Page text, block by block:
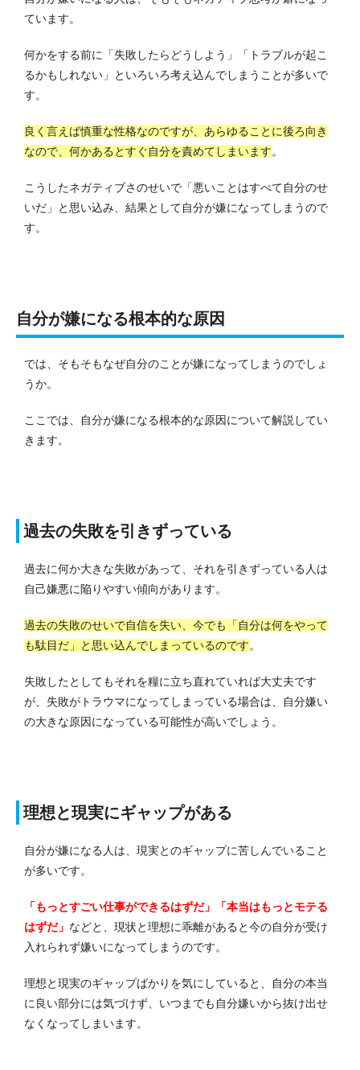
ています。
何かをする前に「失敗したらどうしよう」「トラブルが起こ
るかもしれない」といろいろ考え込んでしまうことが多いで
す。
良く言えば慎重な性格なのですが、あらゆることに後ろ向き
なので、何かあるとすぐ自分を責めてしまいます。
こうしたネガティブさのせいで「悪いことはすべて自分のせ
いだ」と思い込み、結果として自分が嫌になってしまうので
す。
自分が嫌になる根本的な原因
では、そもそもなぜ自分のことが嫌になってしまうのでしょ
うか。
ここでは、自分が嫌になる根本的な原因について解説してい
きます。
過去の失敗を引きずっている
過去に何か大きな失敗があって、それを引きずっている人は
自己嫌悪に陥りやすい傾向があります。
過去の失敗のせいで自信を失い、今でも「自分は何をやって
も駄目だ」と思い込んでしまっているのです。
失敗したとしてもそれを糧に立ち直れていれば大丈夫です
が、失敗がトラウマになってしまっている場合は、自分嫌い
の大きな原因になっている可能性が高いでしょう。
理想と現実にギャップがある
自分が嫌になる人は、現実とのギャップに苦しんでいること
が多いです。
「もっとすごい仕事ができるはずだ」「本当はもっとモテる
はずだ」 などと、現状と理想に乖離があると今の自分が受け
入れられず嫌いになってしまうのです。
理想と現実のギャップばかりを気にしていると、自分の本当
に良い部分には気づけず、いつまでも自分嫌いから抜け出せ
なくなってしまいます。